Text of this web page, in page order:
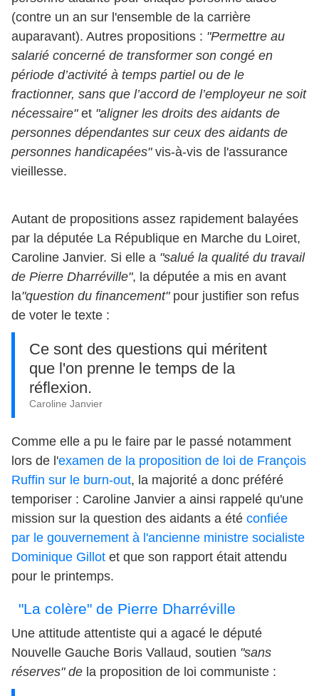
(contre un an sur l'ensemble de la carrière
auparavant). Autres propositions : "Permettre au
salarié concerné de transformer son congé en
période d’activité à temps partiel ou de le
fractionner, sans que l’accord de l’employeur ne soit
nécessaire" et "aligner les droits des aidants de
personnes dépendantes sur ceux des aidants de
personnes handicapées" vis-à-vis de l'assurance
vieillesse.
Autant de propositions assez rapidement balayées
par la députée La République en Marche du Loiret,
Caroline Janvier. Si elle a "salué la qualité du travail
de Pierre Dharréville", la députée a mis en avant
la"question du financement" pour justifier son refus
de voter le texte :
Ce sont des questions qui méritent
que l'on prenne le temps de la
réflexion.
Caroline Janvier
Comme elle a pu le faire par le passé notamment
lors de l'examen de la proposition de loi de François
Ruffin sur le burn-out, la majorité a donc préféré
temporiser : Caroline Janvier a ainsi rappelé qu'une
mission sur la question des aidants a été confiée
par le gouvernement à l'ancienne ministre socialiste
Dominique Gillot et que son rapport était attendu
pour le printemps.
"La colère" de Pierre Dharréville
Une attitude attentiste qui a agacé le député
Nouvelle Gauche Boris Vallaud, soutien "sans
réserves" de la proposition de loi communiste :